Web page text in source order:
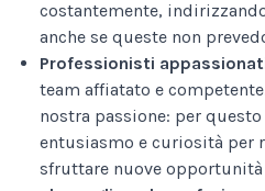
costantemente,
anche se queste non
Professionisti
team affiatato e
nostra passione: per
entusiasmo e curiosità per
sfruttare nuove